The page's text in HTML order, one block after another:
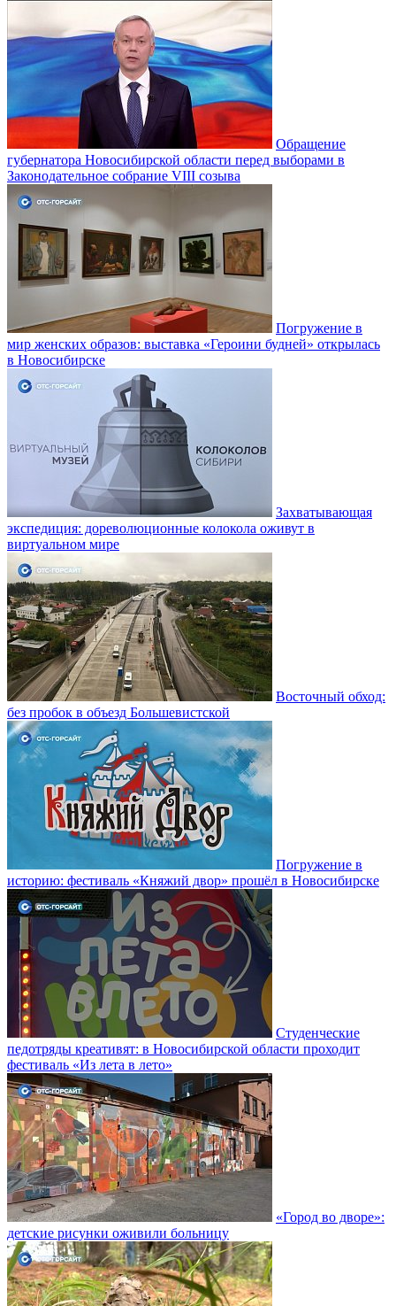
Обращение
губернатора Новосибирской области перед выборами в
Законодательное собрание VIII созыва
Погружение в
мир женских образов: выставка «Героини будней» открылась
в Новосибирске
Захватывающая
экспедиция: дореволюционные колокола оживут в
виртуальном мире
Восточный обход:
без пробок в объезд Большевистской
Погружение в
историю: фестиваль «Княжий двор» прошёл в Новосибирске
Студенческие
педотряды креативят: в Новосибирской области проходит
фестиваль «Из лета в лето»
«Город во дворе»:
детские рисунки оживили больницу